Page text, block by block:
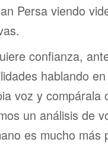
Persa viendo
confianza,
hablando
voz y compárala
un análisis de
es mucho más